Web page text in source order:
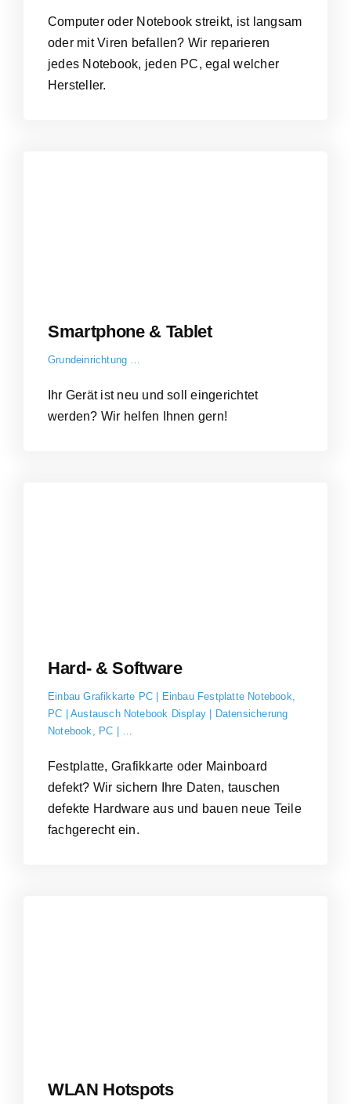
Computer oder Notebook streikt, ist langsam
oder mit Viren befallen? Wir reparieren
jedes Notebook, jeden PC, egal welcher
Hersteller.
Smartphone & Tablet
Grundeinrichtung …
Ihr Gerät ist neu und soll eingerichtet
werden? Wir helfen Ihnen gern!
Hard- & Software
Einbau Grafikkarte PC | Einbau Festplatte Notebook,
PC | Austausch Notebook Display | Datensicherung
Notebook, PC | …
Festplatte, Grafikkarte oder Mainboard
defekt? Wir sichern Ihre Daten, tauschen
defekte Hardware aus und bauen neue Teile
fachgerecht ein.
WLAN Hotspots